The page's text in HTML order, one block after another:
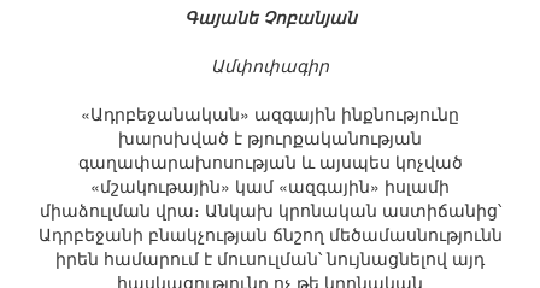
Գայանե Չոբանյան
Ամփոփագիր
«Ադրբեջանական» ազգային ինքնությունը
խարսխված է թյուրքականության
գաղափարախոսության և այսպես կոչված
«մշակութային» կամ «ազգային» իսլամի
միաձուլման վրա։ Անկախ կրոնական աստիճանից՝
Ադրբեջանի բնակչության ճնշող մեծամասնությունն
իրեն համարում է մուսուլման՝ նույնացնելով այդ
հասկացությունը ոչ թե կրոնական